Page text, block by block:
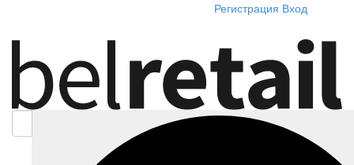
Регистрация Вход